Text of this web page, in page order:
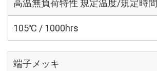
高温無負荷特性 規定温度/規定時間
105℃ / 1000hrs
端子メッキ